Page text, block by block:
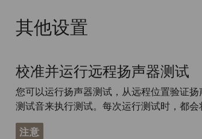
其他设置
校准并运行远程扬声器测试
您可以运行扬声器测试，从远程位置验证
测试音来执行测试。每次运行测试时，都
注意